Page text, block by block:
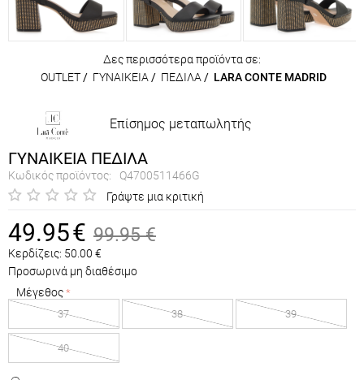
Δες περισσότερα προϊόντα σε:
OUTLET/ ΓΥΝΑΙΚΕΙΑ / ΠΕΔΙΛΑ / LARA CONTE MADRID
Επίσημος μεταπωλητής
ΓΥΝΑΙΚΕΙΑ ΠΕΔΙΛΑ
Κωδικός προϊόντος:
Q4700511466G
Γράψτε μια κριτική
49.95€ 99.95 €
Κερδίζεις: 50.00 €
Προσωρινά μη διαθέσιμο
Μέγεθος
37 38 39
40